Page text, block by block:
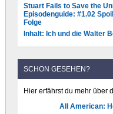
Stuart Fails to Save the
Episodenguide: #1.02
Folge
Inhalt: Ich und die Walter
SCHON GESEHEN?
Hier erfährst du mehr über
All American: